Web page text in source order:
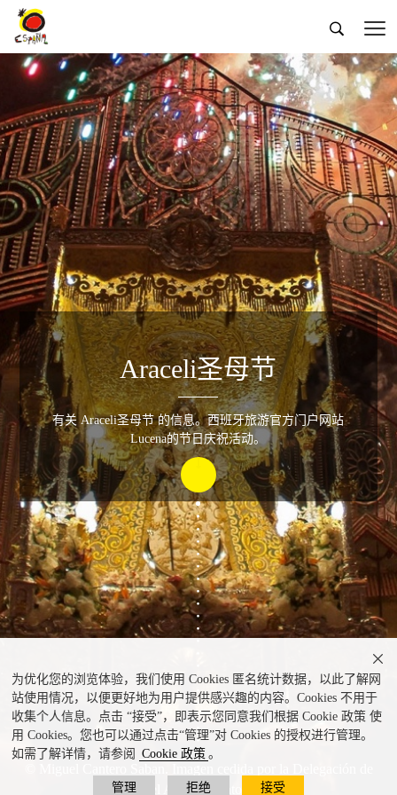
 
为优化您的浏览体验，我们使用 Cookies 匿名统计数据，以此了解网
站使用情况，以便更好地为用户提供感兴趣的内容。Cookies 不用于
收集个人信息。点击 “接受”，即表示您同意我们根据 Cookie 政策 使
用 Cookies。您也可以通过点击“管理”对 Cookies 的授权进行管理。
如需了解详情，请参阅
Cookie 政策 。
管理 拒绝 接受

Turismo del Ayuntamiento de Lucena
Araceli圣母节
有关 Araceli圣母节 的信息。西班牙旅游官方门户网站
Lucena的节日庆祝活动。